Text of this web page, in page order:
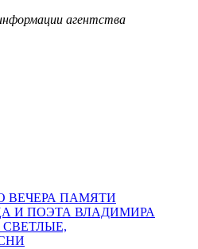
агентства
ВЕЧЕРА ПАМЯТИ
И ПОЭТА ВЛАДИМИРА